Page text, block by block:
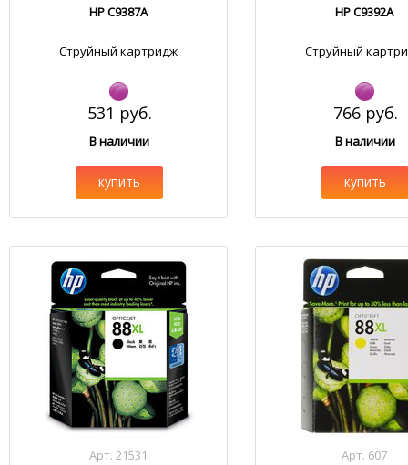
HP C9387A
Струйный картридж
531 руб.
В наличии
купить
HP C9392A
Струйный
766 руб.
В наличии
купить
Арт. 21531 Арт. 607